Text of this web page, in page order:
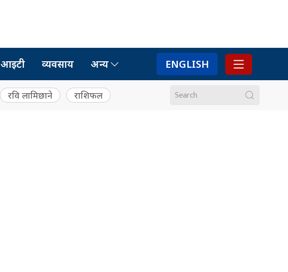
आइटी व्यवसाय अन्य ENGLISH
रवि लामिछाने राशिफल